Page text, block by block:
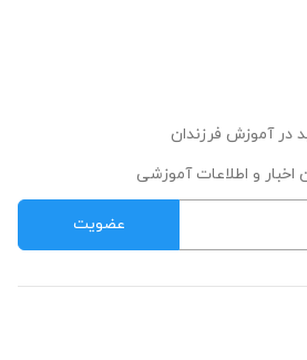
در آموزش فرزندان
و اطلاعات آموزشی